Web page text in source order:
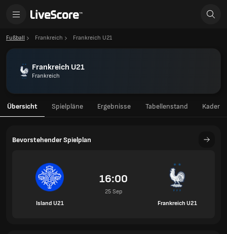
Fußball Frankreich Frankreich U21
Frankreich U21
Frankreich
Übersicht Spielpläne Ergebnisse Tabellenstand Kader
Bevorstehender Spielplan
Island U21
16:00
25 Sep
Frankreich U21